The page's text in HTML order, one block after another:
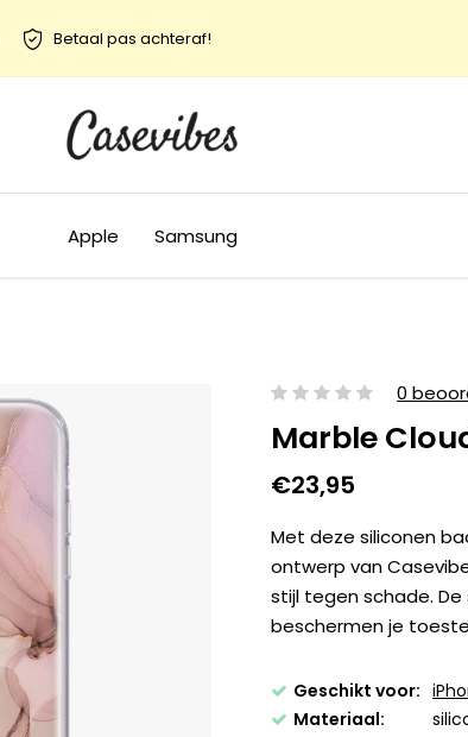
Betaal pas achteraf!
Apple Samsung
0
Marble
€23,95
Met deze siliconen
ontwerp van
stijl tegen schade.
beschermen je
Geschikt voor:
Materiaal: